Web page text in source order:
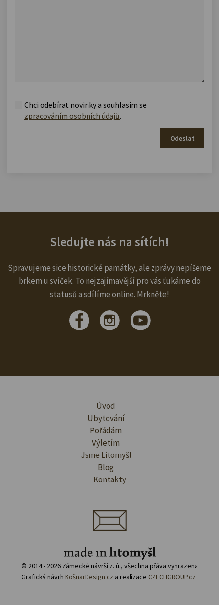
Chci odebírat novinky a souhlasím se
zpracováním osobních údajů.
Odeslat
Sledujte nás na sítích!
Spravujeme sice historické památky, ale zprávy nepíšeme
brkem u svíček. To nejzajímavější pro vás ťukáme do
statusů a sdílíme online. Mrkněte!
Úvod
Ubytování
Pořádám
Výletím
Jsme Litomyšl
Blog
Kontakty
© 2014 - 2026 Zámecké návrší z. ú., všechna přáva vyhrazena
Grafický návrh KošnarDesign.cz a realizace CZECHGROUP.cz